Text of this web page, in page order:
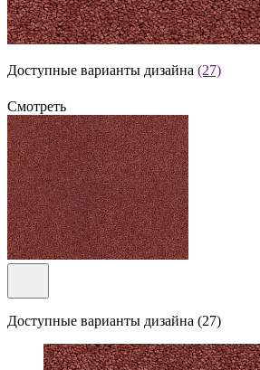
Доступные варианты дизайна (27)
Смотреть
Доступные варианты дизайна (27)